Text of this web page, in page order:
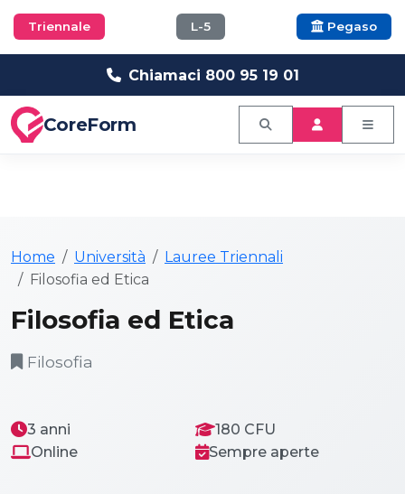
Chiamaci 800 95 19 01
CoreForm
Home Università
Lauree Triennali
Filosofia ed Etica
Triennale L-5 Pegaso
Filosofia ed Etica
Filosofia
3 anni
180 CFU
Online
Sempre aperte